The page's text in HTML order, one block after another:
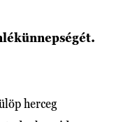
herceg